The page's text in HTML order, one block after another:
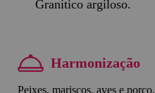
Granítico argiloso.
Harmonização
Peixes, mariscos, aves e porco.